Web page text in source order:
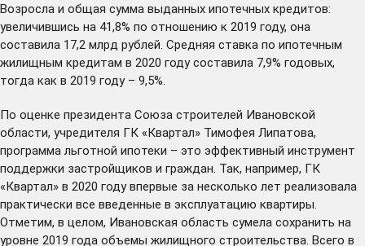
Возросла и общая сумма выданных ипотечных кредитов:
увеличившись на 41,8% по отношению к 2019 году, она
составила 17,2 млрд рублей. Средняя ставка по ипотечным
жилищным кредитам в 2020 году составила 7,9% годовых,
тогда как в 2019 году – 9,5%.
По оценке президента Союза строителей Ивановской
области, учредителя ГК «Квартал» Тимофея Липатова,
программа льготной ипотеки – это эффективный инструмент
поддержки застройщиков и граждан. Так, например, ГК
«Квартал» в 2020 году впервые за несколько лет реализовала
практически все введенные в эксплуатацию квартиры.
Отметим, в целом, Ивановская область сумела сохранить на
уровне 2019 года объемы жилищного строительства. Всего в